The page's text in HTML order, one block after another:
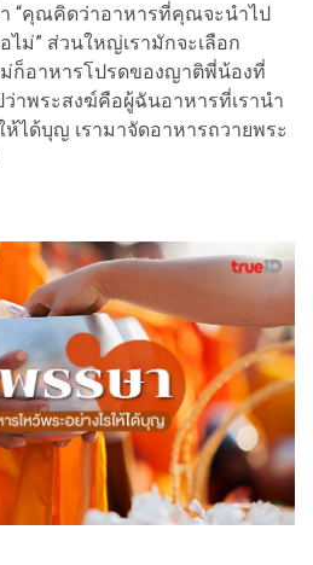
“คุณคิดว่าอาหารที่คุณจะนำไป
ม่” ส่วนใหญ่เรามักจะเลือก
ก็อาหารโปรดของญาติพี่น้องที่
าพระสงฆ์คือผู้ฉันอาหารที่เรานำ
ได้บุญ เรามาจัดอาหารถวายพระ